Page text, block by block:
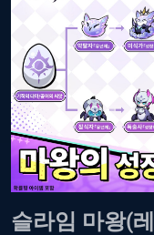
슬라임 마왕(